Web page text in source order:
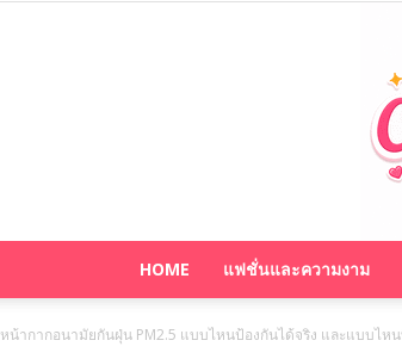
HOME แฟชั่นและความงาม
หน้ากากอนามัยกันฝุ่น PM2.5 แบบไหนป้องกันได้จริง และแบบไ